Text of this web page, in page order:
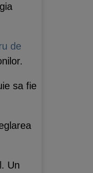
de
sa fie
Un